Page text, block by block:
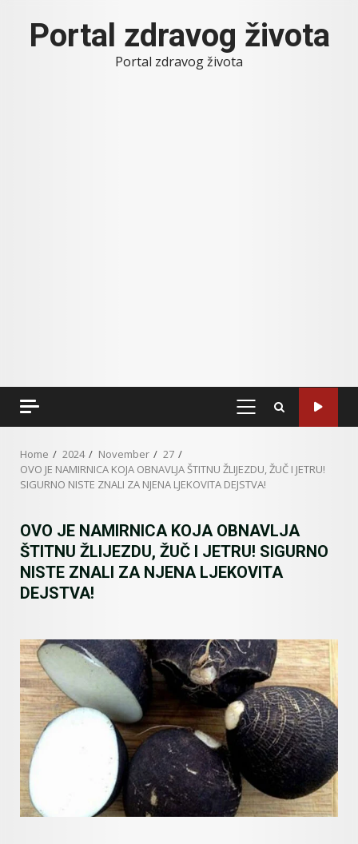
contentPortal zdravog života
Portal zdravog života
PRIMARY
Home 2024 November
27
OVO JE NAMIRNICA KOJA OBNAVLJA ŠTITNU ŽLIJEZDU, ŽUČ I JETRU!
SIGURNO NISTE ZNALI ZA NJENA LJEKOVITA DEJSTVA!
OVO JE NAMIRNICA KOJA OBNAVLJA
ŠTITNU ŽLIJEZDU, ŽUČ I JETRU! SIGURNO
NISTE ZNALI ZA NJENA LJEKOVITA
DEJSTVA!